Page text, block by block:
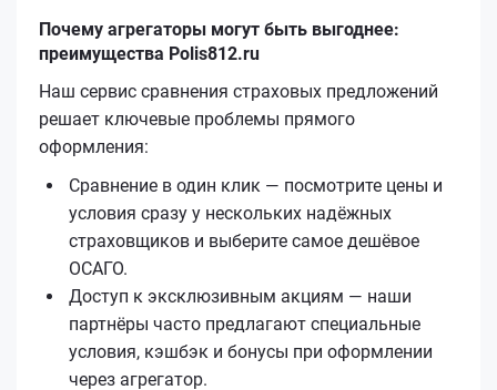
Почему агрегаторы могут быть выгоднее:
преимущества Polis812.ru
Наш сервис сравнения страховых предложений
решает ключевые проблемы прямого
оформления:
Сравнение в один клик — посмотрите цены и
условия сразу у нескольких надёжных
страховщиков и выберите самое дешёвое
ОСАГО.
Доступ к эксклюзивным акциям — наши
партнёры часто предлагают специальные
условия, кэшбэк и бонусы при оформлении
через агрегатор.